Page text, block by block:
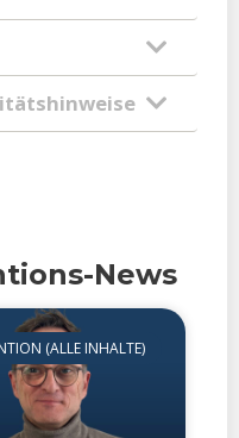
News
(ALLE INHALTE)